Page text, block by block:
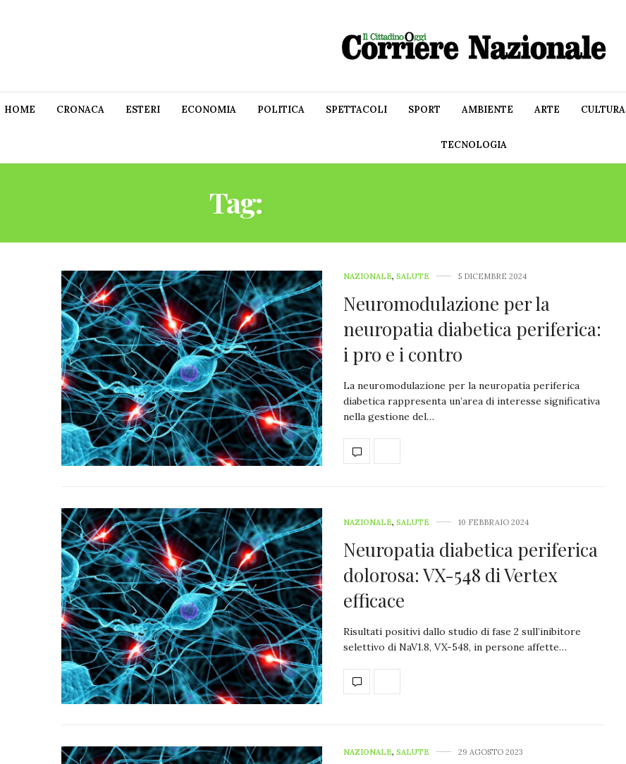
HOME CRONACA ESTERI ECONOMIA POLITICA SPETTACOLI SPORT AMBIENTE ARTE CULTURA
TECNOLOGIA
Tag:
NAZIONALE, SALUTE 5 DICEMBRE 2024
Neuromodulazione per la
neuropatia diabetica periferica:
i pro e i contro
La neuromodulazione per la neuropatia periferica
diabetica rappresenta un’area di interesse significativa
nella gestione del…
NAZIONALE, SALUTE 10 FEBBRAIO 2024
Neuropatia diabetica periferica
dolorosa: VX-548 di Vertex
efficace
Risultati positivi dallo studio di fase 2 sull’inibitore
selettivo di NaV1.8, VX-548, in persone affette…
NAZIONALE, SALUTE 29 AGOSTO 2023